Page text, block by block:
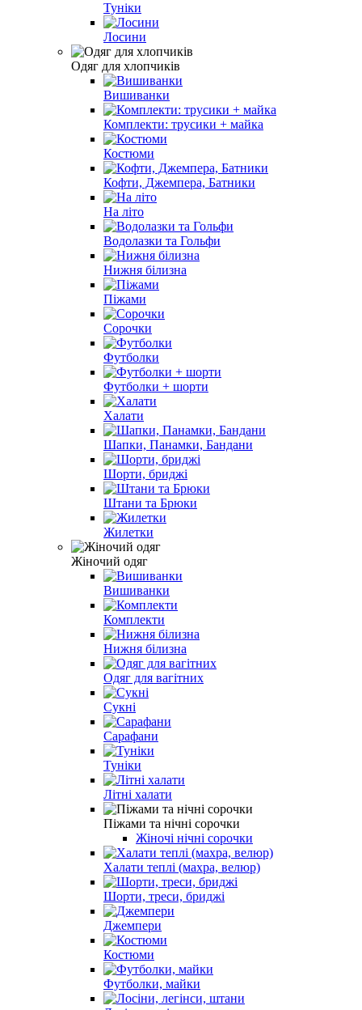
Туніки
Лосини
Одяг для хлопчиків
Вишиванки
Комплекти: трусики + майка
Костюми
Кофти, Джемпера, Батники
На літо
Водолазки та Гольфи
Нижня білизна
Піжами
Сорочки
Футболки
Футболки + шорти
Халати
Шапки, Панамки, Бандани
Шорти, бриджі
Штани та Брюки
Жилетки
Жіночий одяг
Вишиванки
Комплекти
Нижня білизна
Одяг для вагітних
Сукні
Сарафани
Туніки
Літні халати
Піжами та нічні сорочки
Жіночі нічні сорочки
Халати теплі (махра, велюр)
Шорти, треси, бриджі
Джемпери
Костюми
Футболки, майки